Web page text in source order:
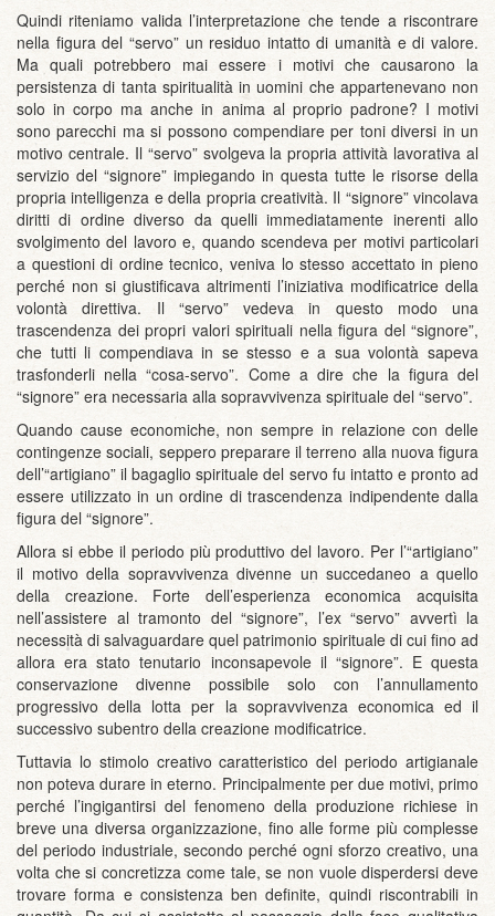
Quindi riteniamo valida l’interpretazione che tende a riscontrare
nella figura del “servo” un residuo intatto di umanità e di valore.
Ma quali potrebbero mai essere i motivi che causarono la
persistenza di tanta spiritualità in uomini che appartenevano non
solo in corpo ma anche in anima al proprio padrone? I motivi
sono parecchi ma si possono compendiare per toni diversi in un
motivo centrale. Il “servo” svolgeva la propria attività lavorativa al
servizio del “signore” impiegando in questa tutte le risorse della
propria intelligenza e della propria creatività. Il “signore” vincolava
diritti di ordine diverso da quelli immediatamente inerenti allo
svolgimento del lavoro e, quando scendeva per motivi particolari
a questioni di ordine tecnico, veniva lo stesso accettato in pieno
perché non si giustificava altrimenti l’iniziativa modificatrice della
volontà direttiva. Il “servo” vedeva in questo modo una
trascendenza dei propri valori spirituali nella figura del “signore”,
che tutti li compendiava in se stesso e a sua volontà sapeva
trasfonderli nella “cosa-servo”. Come a dire che la figura del
“signore” era necessaria alla sopravvivenza spirituale del “servo”.
Quando cause economiche, non sempre in relazione con delle
contingenze sociali, seppero preparare il terreno alla nuova figura
dell’“artigiano” il bagaglio spirituale del servo fu intatto e pronto ad
essere utilizzato in un ordine di trascendenza indipendente dalla
figura del “signore”.
Allora si ebbe il periodo più produttivo del lavoro. Per l’“artigiano”
il motivo della sopravvivenza divenne un succedaneo a quello
della creazione. Forte dell’esperienza economica acquisita
nell’assistere al tramonto del “signore”, l’ex “servo” avvertì la
necessità di salvaguardare quel patrimonio spirituale di cui fino ad
allora era stato tenutario inconsapevole il “signore”. E questa
conservazione divenne possibile solo con l’annullamento
progressivo della lotta per la sopravvivenza economica ed il
successivo subentro della creazione modificatrice.
Tuttavia lo stimolo creativo caratteristico del periodo artigianale
non poteva durare in eterno. Principalmente per due motivi, primo
perché l’ingigantirsi del fenomeno della produzione richiese in
breve una diversa organizzazione, fino alle forme più complesse
del periodo industriale, secondo perché ogni sforzo creativo, una
volta che si concretizza come tale, se non vuole disperdersi deve
trovare forma e consistenza ben definite, quindi riscontrabili in